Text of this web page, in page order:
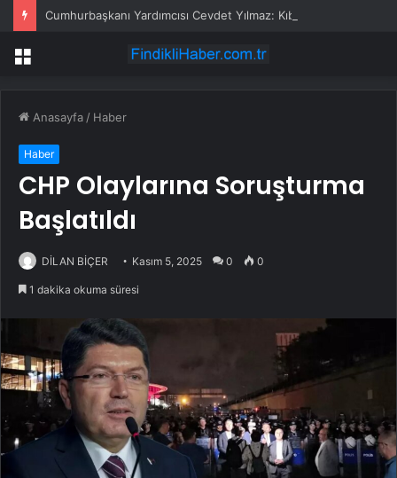
Menü
Anasayfa / Haber
Haber
CHP Olaylarına Soruşturma
Başlatıldı
DİLAN BİÇER Kasım 5, 2025 0 0
1 dakika okuma süresi